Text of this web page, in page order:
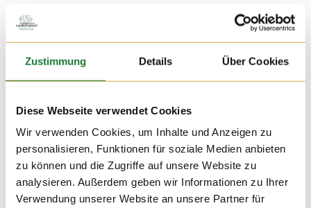
Zustimmung Details Über Cookies
Diese Webseite verwendet Cookies
Wir verwenden Cookies, um Inhalte und Anzeigen zu
personalisieren, Funktionen für soziale Medien anbieten
zu können und die Zugriffe auf unsere Website zu
analysieren. Außerdem geben wir Informationen zu Ihrer
Verwendung unserer Website an unsere Partner für